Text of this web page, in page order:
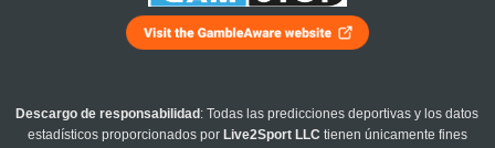
Descargo de responsabilidad : Todas las predicciones deportivas y los datos
estadísticos proporcionados por Live2Sport LLC tienen únicamente fines